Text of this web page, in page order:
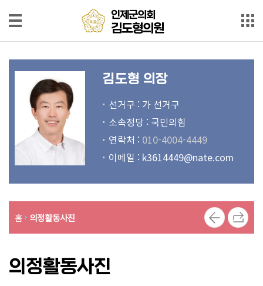
본문으로 바로가기
메인메뉴 바로가기
김도형의원
인
사
자
료
회
의
인제군의회
김도형의원
김도형 의장
선거구 : 가 선거구
소속정당 : 국민의힘
연락처 : 010-4004-4449
이메일 : k3614449@nate.com
홈 의정활동사진
의정활동사진